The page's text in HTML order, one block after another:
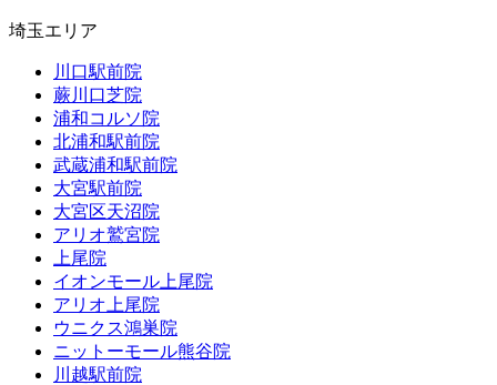
埼玉エリア
川口駅前院
蕨川口芝院
浦和コルソ院
北浦和駅前院
武蔵浦和駅前院
大宮駅前院
大宮区天沼院
アリオ鷲宮院
上尾院
イオンモール上尾院
アリオ上尾院
ウニクス鴻巣院
ニットーモール熊谷院
川越駅前院